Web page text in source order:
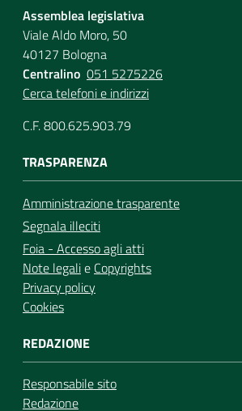
Assemblea legislativa
Viale Aldo Moro, 50
40127 Bologna
Centralino 051 5275226
Cerca telefoni e indirizzi
C.F. 800.625.903.79
TRASPARENZA
Amministrazione trasparente
Segnala illeciti
Foia - Accesso agli atti
Note legalie Copyrights
Privacy policy
Cookies
REDAZIONE
Responsabile sito
Redazione